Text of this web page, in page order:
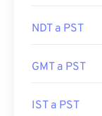
NDT a PST
GMT a PST
IST a PST